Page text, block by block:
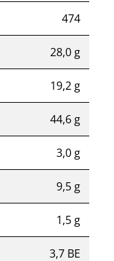
474
28,0 g
19,2 g
44,6 g
3,0 g
9,5 g
1,5 g
3,7 BE